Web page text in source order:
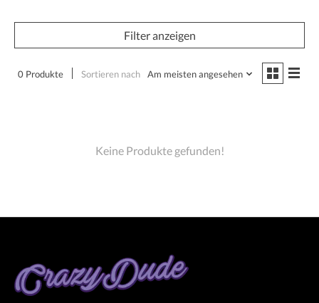
Filter anzeigen
0 Produkte Sortieren nach Am meisten angesehen
Keine Produkte gefunden!